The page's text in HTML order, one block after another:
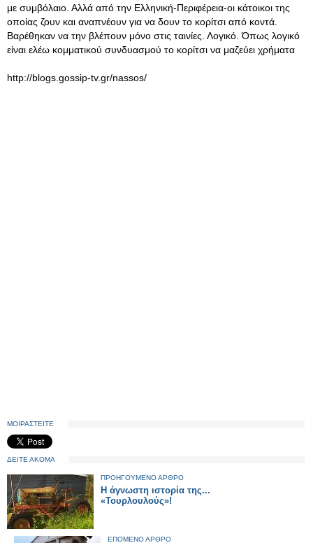
με συμβόλαιο. Αλλά από την Ελληνική-Περιφέρεια-οι κάτοικοι της
οποίας ζουν και αναπνέουν για να δουν το κορίτσι από κοντά.
Βαρέθηκαν να την βλέπουν μόνο στις ταινίες. Λογικό. Όπως λογικό
είναι ελέω κομματικού συνδυασμού το κορίτσι να μαζεύει χρήματα
http://blogs.gossip-tv.gr/nassos/
ΜΟΙΡΑΣΤΕΙΤΕ
ΔΕΙΤΕ ΑΚΟΜΑ
ΠΡΟΗΓΟΥΜΕΝΟ ΑΡΘΡΟ
Η άγνωστη ιστορία της...
«Τουρλουλούς»!
ΕΠΟΜΕΝΟ ΑΡΘΡΟ